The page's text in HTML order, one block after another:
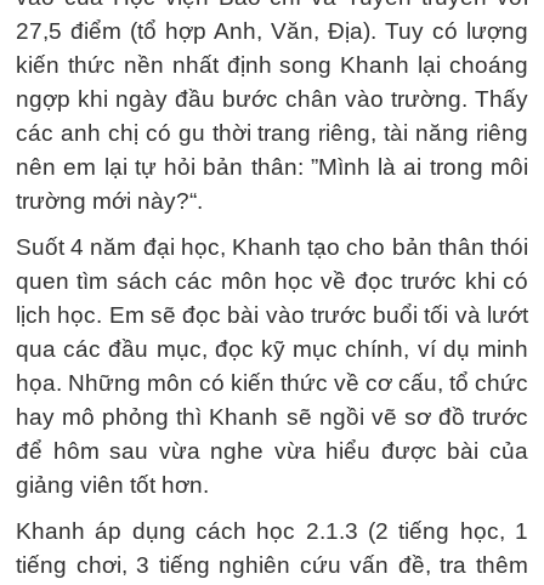
27,5 điểm (tổ hợp Anh, Văn, Địa). Tuy có lượng
kiến thức nền nhất định song Khanh lại choáng
ngợp khi ngày đầu bước chân vào trường. Thấy
các anh chị có gu thời trang riêng, tài năng riêng
nên em lại tự hỏi bản thân: ”Mình là ai trong môi
trường mới này?“.
Suốt 4 năm đại học, Khanh tạo cho bản thân thói
quen tìm sách các môn học về đọc trước khi có
lịch học. Em sẽ đọc bài vào trước buổi tối và lướt
qua các đầu mục, đọc kỹ mục chính, ví dụ minh
họa. Những môn có kiến thức về cơ cấu, tổ chức
hay mô phỏng thì Khanh sẽ ngồi vẽ sơ đồ trước
để hôm sau vừa nghe vừa hiểu được bài của
giảng viên tốt hơn.
Khanh áp dụng cách học 2.1.3 (2 tiếng học, 1
tiếng chơi, 3 tiếng nghiên cứu vấn đề, tra thêm